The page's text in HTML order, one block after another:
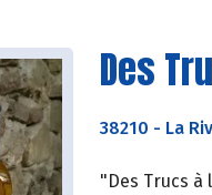
Des
38210 - La
"Des Trucs